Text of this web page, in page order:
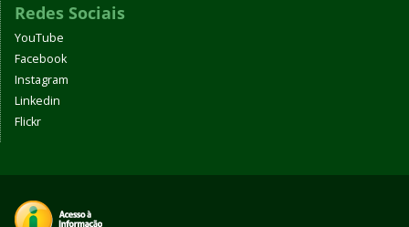
Redes Sociais
YouTube
Facebook
Instagram
Linkedin
Flickr